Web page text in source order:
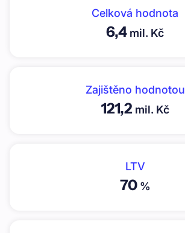
Celková hodnota
6,4 mil. Kč
Zajištěno hodnotou
121,2mil. Kč
LTV
70%